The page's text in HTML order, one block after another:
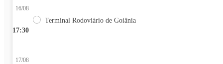
17:30
16/08
Terminal Rodoviário de Goiânia
17/08